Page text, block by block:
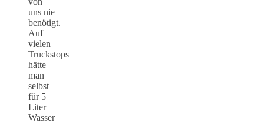
uns nie
benötigt.
Auf
vielen
Truckstops
hätte
man
selbst
für 5
Liter
Wasser